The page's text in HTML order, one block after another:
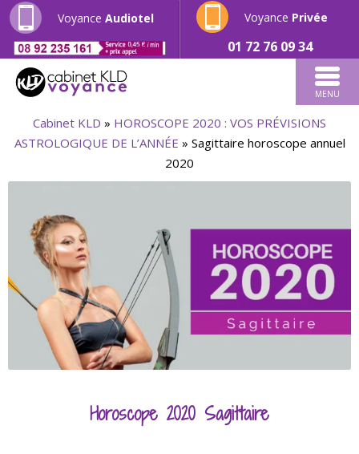
Voyance Audiotel Voyance Privée
01 72 76 09 34
MENU
Cabinet KLD » HOROSCOPE 2020 : VOS PRÉVISIONS
ASTROLOGIQUE DE L’ANNÉE » Sagittaire horoscope annuel
2020
Horoscope 2020 Sagittaire